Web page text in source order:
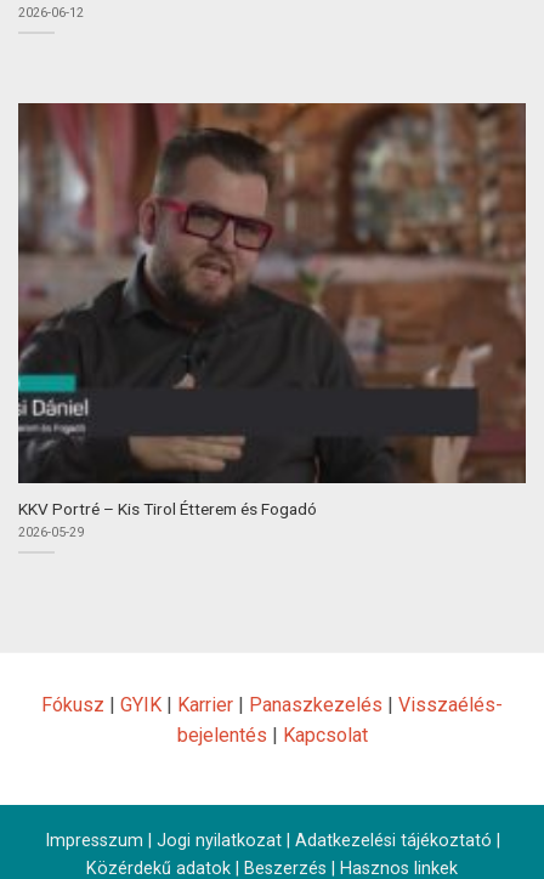
2026-06-12
KKV Portré – Kis Tirol Étterem és Fogadó
2026-05-29
Fókusz GYIK Karrier Panaszkezelés
Visszaélés-
bejelentés
Kapcsolat
Impresszum Jogi nyilatkozat| Adatkezelési tájékoztató
Közérdekű adatok
Beszerzés Hasznos linkek